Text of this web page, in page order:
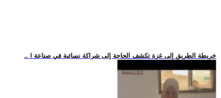
.. خريطة الطريق إلى غزة تكشف الحاجة إلى شراكة نسائية في صناعة ا